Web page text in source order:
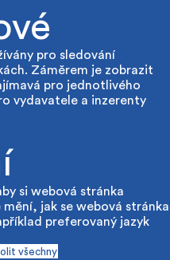
pro sledování
Záměrem je zobrazit
pro jednotlivého
vydavatele a inzerenty
si webová stránka
jak se webová stránka
preferovaný jazyk